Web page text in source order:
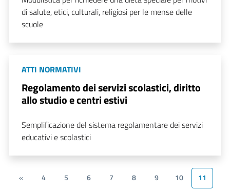
di salute, etici, culturali, religiosi per le mense delle
scuole
ATTI NORMATIVI
Regolamento dei servizi scolastici, diritto
allo studio e centri estivi
Semplificazione del sistema regolamentare dei servizi
educativi e scolastici
« 4 5 6 7 8 9 10
11